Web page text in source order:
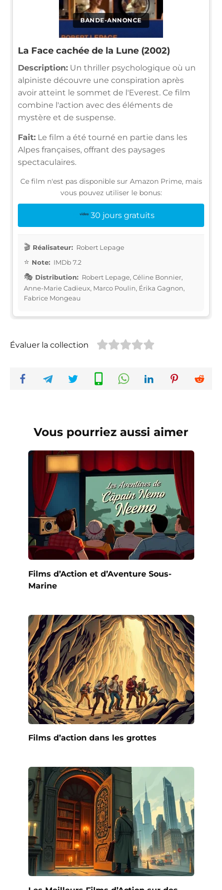
BANDE-ANNONCE
La Face cachée de la Lune (2002)
Description: Un thriller psychologique où un
alpiniste découvre une conspiration après
avoir atteint le sommet de l'Everest. Ce film
combine l'action avec des éléments de
mystère et de suspense.
Fait: Le film a été tourné en partie dans les
Alpes françaises, offrant des paysages
spectaculaires.
Ce film n'est pas disponible sur Amazon Prime, mais
vous pouvez utiliser le bonus:
30 jours gratuits
Réalisateur: Robert Lepage
Note: IMDb 7.2
Distribution: Robert Lepage, Céline Bonnier,
Anne-Marie Cadieux, Marco Poulin, Érika Gagnon,
Fabrice Mongeau
Évaluer la collection
Vous pourriez aussi aimer
Films d’Action et d’Aventure Sous-
Marine
Films d’action dans les grottes